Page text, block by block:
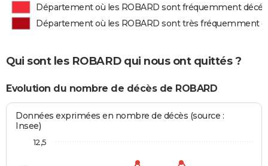
Département où les ROBARD sont fréquemment
Département où les ROBARD sont très fréquemment
Qui sont les ROBARD qui nous ont quittés ?
Evolution du nombre de décès de ROBARD
Données exprimées en nombre de décès (source :
Insee)
12,5